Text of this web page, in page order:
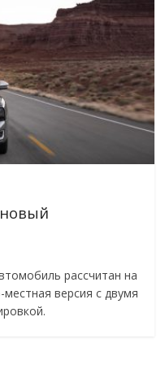
рассчитан на
версия с двумя